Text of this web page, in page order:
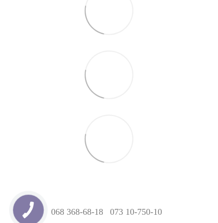
068 368-68-18 073 10-750-10